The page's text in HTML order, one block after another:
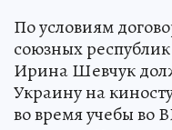
По условиям
союзных
Ирина Шевчук
Украину на
во время учебы во